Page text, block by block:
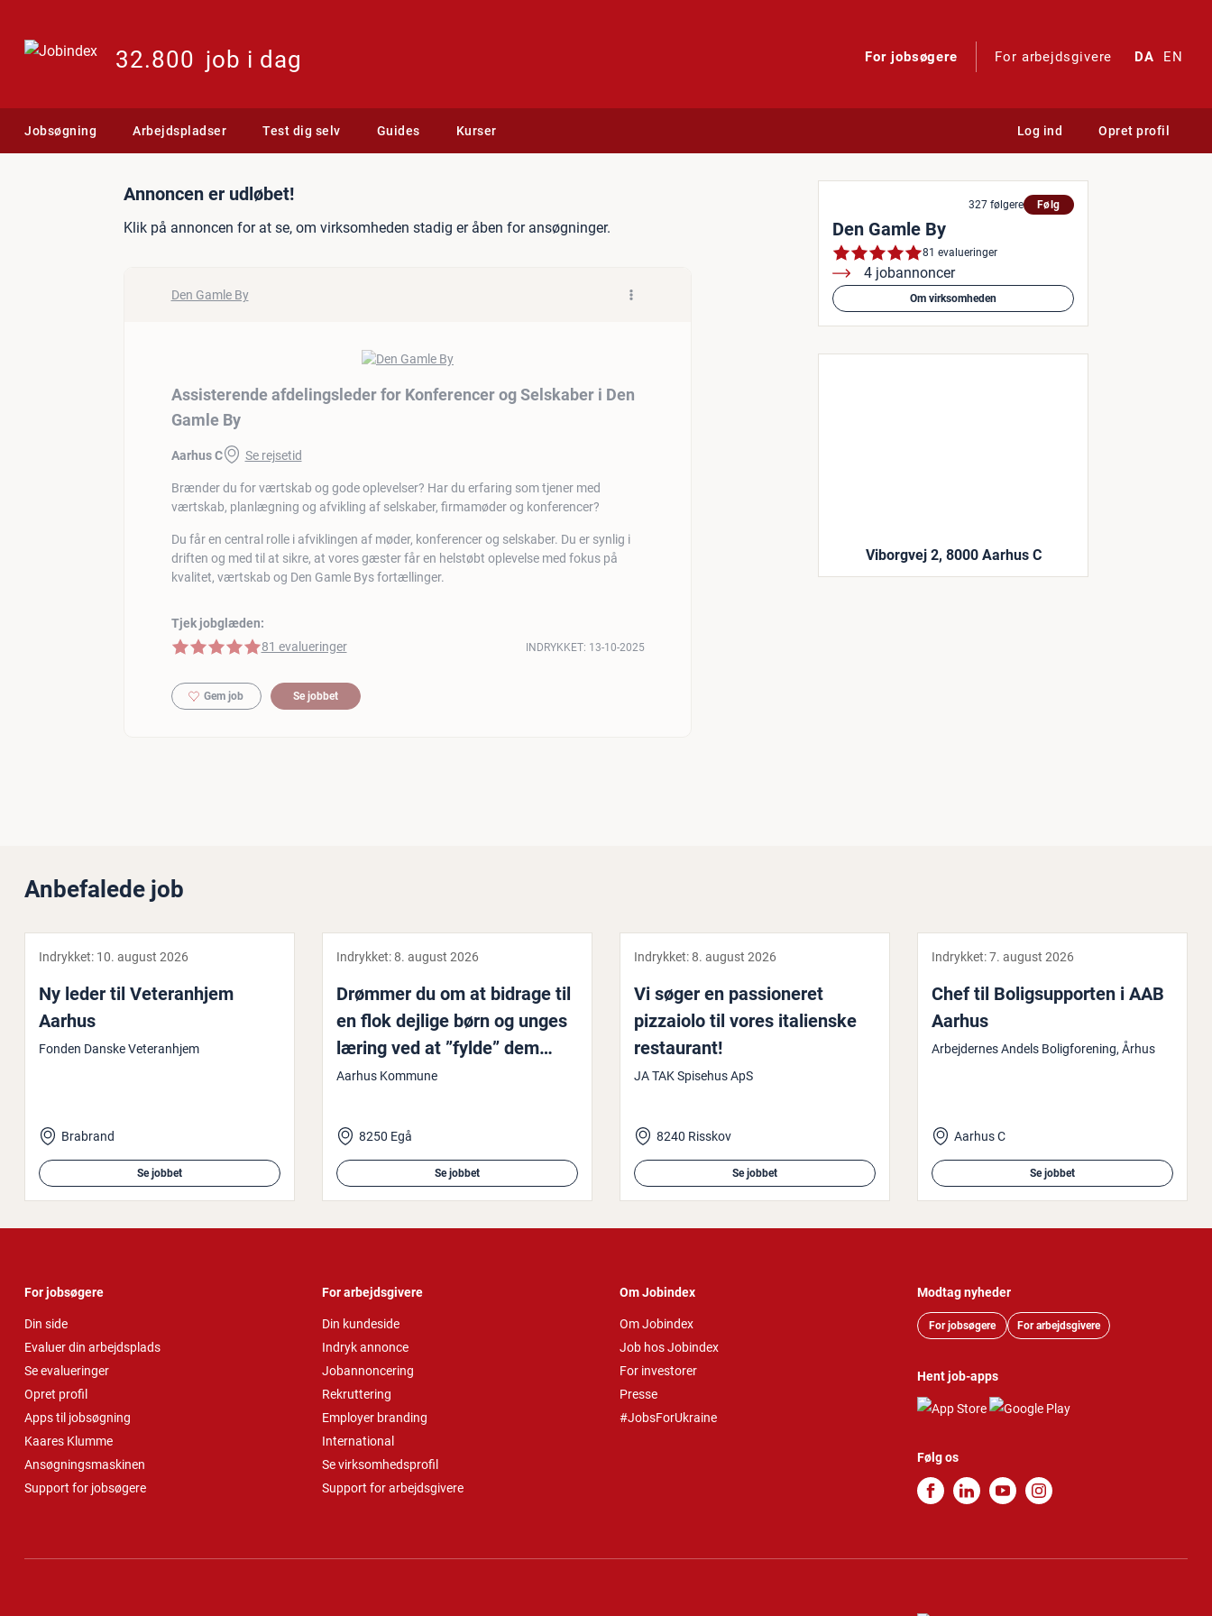
32.800 job i dag For jobsøgere For arbejdsgivere DA EN
Jobsøgning Arbejdspladser Test dig selv Guides Kurser Log ind Opret profil
Jobannonce: Assisterende afdelingsleder for Konferencer og Selskaber i Den
Annoncen er udløbet!
Klik på annoncen for at se, om virksomheden stadig er åben for ansøgninger.
Den Gamle By
Assisterende afdelingsleder for Konferencer og Selskaber i Den
Gamle By
Aarhus C Se rejsetid
Brænder du for værtskab og gode oplevelser? Har du erfaring som tjener med
værtskab, planlægning og afvikling af selskaber, firmamøder og konferencer?
Du får en central rolle i afviklingen af møder, konferencer og selskaber. Du er synlig i
driften og med til at sikre, at vores gæster får en helstøbt oplevelse med fokus på
kvalitet, værtskab og Den Gamle Bys fortællinger.
Tjek jobglæden:
5 af 5 stjerner
81 evalueringer INDRYKKET: 13-10-2025
Gem job Se jobbet
327 følgere Følg
Den Gamle By
81 evalueringer
4 jobannoncer
Om virksomheden
Viborgvej 2, 8000 Aarhus C
Anbefalede job
Indrykket: 10. august 2026
Ny leder til Ve­te­ran­hjem
Aarhus
Fonden Danske Veteranhjem
Brabrand
Se jobbet
Indrykket:8. august 2026
Drømmer du om at bidrage til
en flok dejlige børn og unges
læring ved at ”fylde” dem
med god mad?
Aarhus Kommune
8250 Egå
Se jobbet
Indrykket:8. august 2026
Vi søger en pas­sio­ne­ret
pizzaiolo til vores ita­li­en­ske
re­stau­rant!
JA TAK Spisehus ApS
8240 Risskov
Se jobbet
Indrykket:7. august 2026
Chef til Bo­ligsup­por­ten i AAB
Aarhus
Arbejdernes Andels Boligforening, Århus
Aarhus C
Se jobbet
For jobsøgere
Din side
Evaluer din arbejdsplads
Se evalueringer
Opret profil
Apps til jobsøgning
Kaares Klumme
Ansøgningsmaskinen
Support for jobsøgere
For arbejdsgivere
Din kundeside
Indryk annonce
Jobannoncering
Rekruttering
Employer branding
International
Se virksomhedsprofil
Support for arbejdsgivere
Om Jobindex
Om Jobindex
Job hos Jobindex
For investorer
Presse
#JobsForUkraine
Modtag nyheder
For jobsøgere For arbejdsgivere
Hent job-apps
Følg os